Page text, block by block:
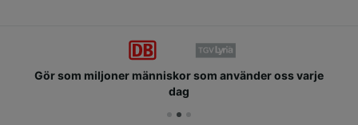
Gör som miljoner människor som använder oss varje
dag